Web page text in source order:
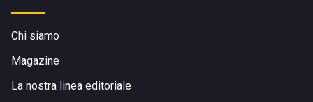
Essendo lo stabilimento collocato in una posizione
molto velocemente
vicinissima Grosseto.
giornata di mare partendo da altre località, è consigliabile
Chi siamo
Magazine
La nostra linea editoriale